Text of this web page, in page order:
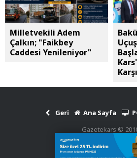
Milletvekili Adem
Çalkın; "Faikbey
Caddesi Yenileniyor"
Geri Ana Sayfa
Gazetekars ©
Haber Scripti